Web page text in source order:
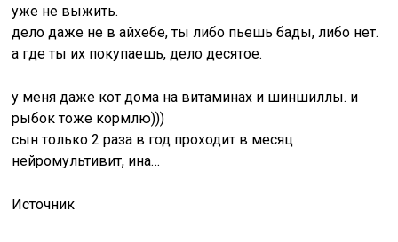
уже не выжить.
дело даже не в айхебе, ты либо пьешь бады, либо нет.
а где ты их покупаешь, дело десятое.
у меня даже кот дома на витаминах и шиншиллы. и
рыбок тоже кормлю)))
сын только 2 раза в год проходит в месяц
нейромультивит, ина…
Источник